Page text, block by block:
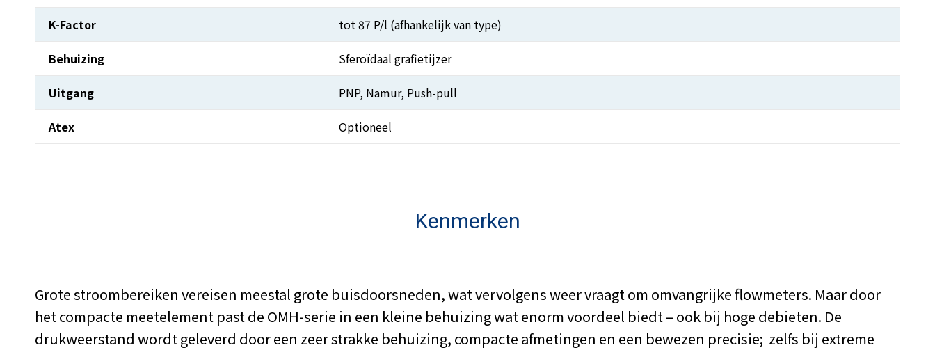
K-Factor tot 87 P/l (afhankelijk van type)
Behuizing Sferoïdaal grafietijzer
Uitgang PNP, Namur, Push-pull
Atex Optioneel
Kenmerken
Grote stroombereiken vereisen meestal grote buisdoorsneden, wat vervolgens weer vraagt om omvangrijke flowmeters. Maar door
het compacte meetelement past de OMH-serie in een kleine behuizing wat enorm voordeel biedt – ook bij hoge debieten. De
drukweerstand wordt geleverd door een zeer strakke behuizing, compacte afmetingen en een bewezen precisie; zelfs bij extreme